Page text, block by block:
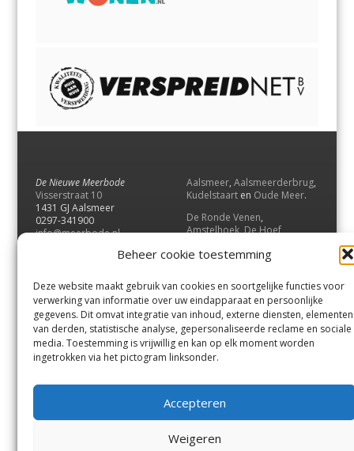
Beheer cookie toestemming
Deze website maakt gebruik van cookies en soortgelijke functies voor
verwerking van informatie over uw eindapparaat en persoonlijke
gegevens. Dit omvat integratie van inhoud, externe diensten, elementen
van derden, statistische analyse, gepersonaliseerde reclame en sociale
media. Toestemming is vrijwillig en kan op elk moment worden
ingetrokken via het pictogram linksonder.
Accepteren
Weigeren
De Nieuwe Meerbode
Visserstraat 10
1431 GJ Aalsmeer
0297-341900
info@meerbode.nl
Aalsmeer, Aalsmeerderbrug,
Kudelstaart en Oude Meer.
De Ronde Venen,
Amstelhoek,De Hoef,
Vrouwenakker,Waverveen
UithoornenDe Kwakel.
Contact
Andere uitgaven
Bezorgklacht
Vacatures
Voorwaarden
Privacyverklaring